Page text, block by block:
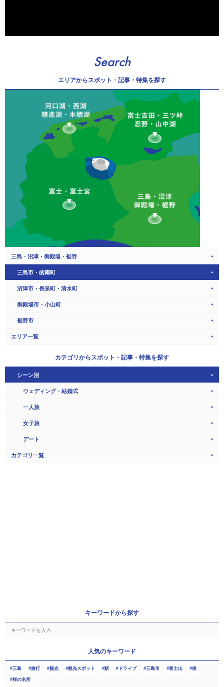
Search
エリアからスポット・記事・特集を探す
三島・沼津・御殿場・裾野
三島市・函南町
沼津市・長泉町・清水町
御殿場市・小山町
裾野市
エリア一覧
カテゴリからスポット・記事・特集を探す
シーン別
ウェディング・結婚式
一人旅
女子旅
デート
カテゴリ一覧
キーワードから探す
人気のキーワード
三島 旅行 観光 観光スポット 駅 ドライブ 三島市 富士山 桜
桜の名所